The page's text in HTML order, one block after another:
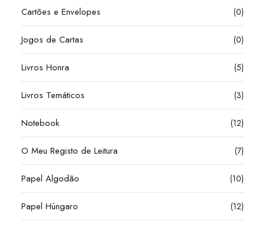
Cartões e Envelopes (0)
Jogos de Cartas (0)
Livros Honra (5)
Livros Temáticos (3)
Notebook (12)
O Meu Registo de Leitura (7)
Papel Algodão (10)
Papel Húngaro (12)